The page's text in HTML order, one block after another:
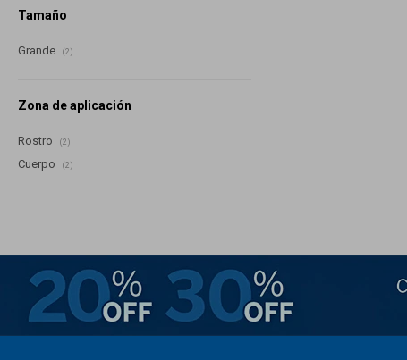
Tamaño
Grande (2)
Zona de aplicación
Rostro (2)
Cuerpo (2)